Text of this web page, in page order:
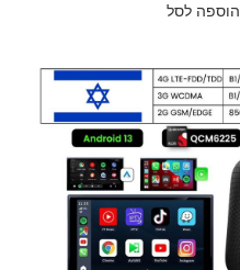
הוספה לסל